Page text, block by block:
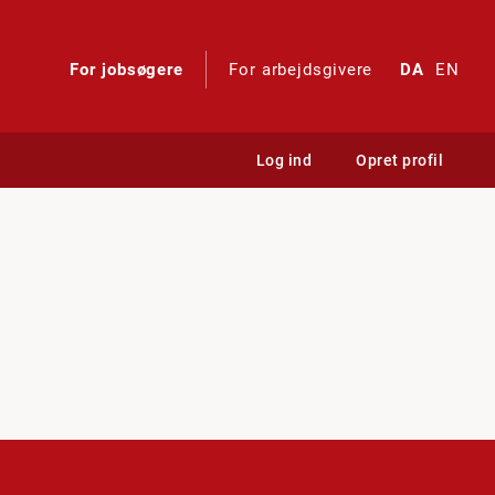
For jobsøgere For arbejdsgivere DA EN
Log ind Opret profil